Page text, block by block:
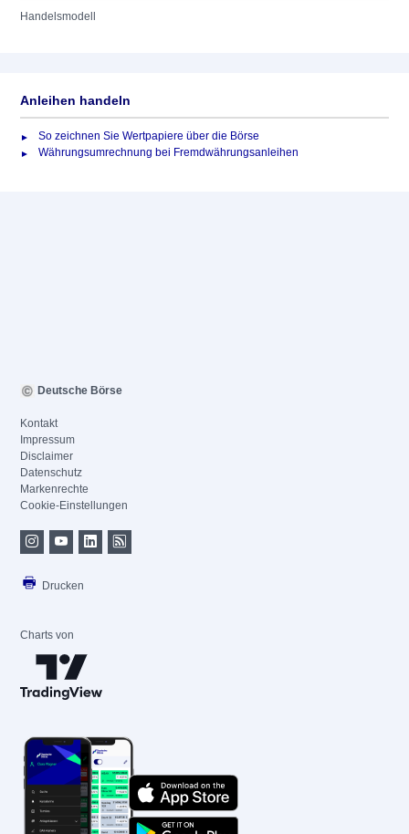
Handelsmodell
Anleihen handeln
So zeichnen Sie Wertpapiere über die Börse
Währungsumrechnung bei Fremdwährungsanleihen
Deutsche Börse
Kontakt
Impressum
Disclaimer
Datenschutz
Markenrechte
Cookie-Einstellungen
Drucken
Charts von